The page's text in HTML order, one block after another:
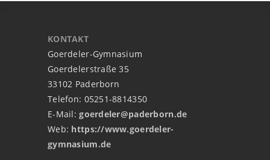
KONTAKT
Goerdeler-Gymnasium
Goerdelerstraße 35
33102 Paderborn
Telefon: 05251-8814350
E-Mail:goerdeler@paderborn.de
Web: https://www.goerdeler-
gymnasium.de